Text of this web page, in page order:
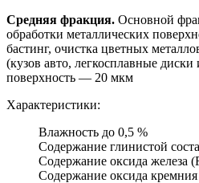
Средняя фракция. Основной
обработки металлических
бастинг, очистка цветных
(кузов авто, легкосплавные
поверхность — 20 мкм
Характеристики:
Влажность до 0,5 %
Содержание глинистой
Содержание оксида железа
Содержание оксида